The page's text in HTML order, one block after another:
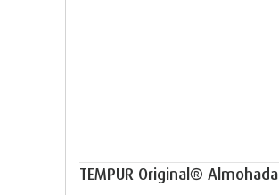
TEMPUR Original® Almohada